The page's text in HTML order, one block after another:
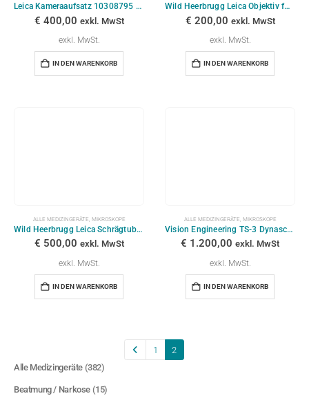
Leica Kameraaufsatz 10308795 für OP-Mikroskop
€ 400,00 exkl. MwSt
exkl. MwSt.
IN DEN WARENKORB
Wild Heerbrugg Leica Objektiv f200
€ 200,00 exkl. MwSt
exkl. MwSt.
IN DEN WARENKORB
ALLE MEDIZINGERÄTE MIKROSKOPE
Wild Heerbrugg Leica Schrägtubus MTU 207
€ 500,00 exkl. MwSt
exkl. MwSt.
IN DEN WARENKORB
ALLE MEDIZINGERÄTE MIKROSKOPE
Vision Engineering TS-3 Dynascope Stereo Zoom
€ 1.200,00 exkl. MwSt
exkl. MwSt.
IN DEN WARENKORB
1
2
Alle Medizingeräte (382)
Beatmung / Narkose (15)